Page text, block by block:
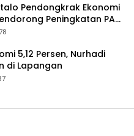
Pendongkrak Ekonomi
Peningkatan PAD
5,12 Persen, Nurhadi
di Lapangan